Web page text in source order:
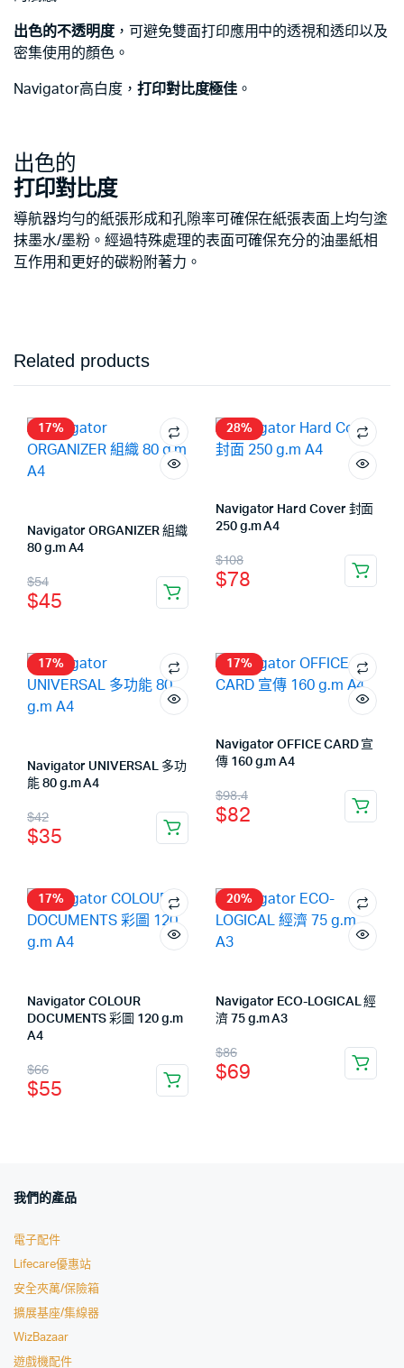
出色的不透明度，可避免雙面打印應用中的透視和透印以及
密集使用的顏色。
Navigator高白度， 打印對比度極佳 。
出色的
打印對比度
導航器均勻的紙張形成和孔隙率可確保在紙張表面上均勻塗
抹墨水/墨粉。經過特殊處理的表面可確保充分的油墨紙相
互作用和更好的碳粉附著力。
Related products
17%
Navigator ORGANIZER 組織
80 g.m A4
$54
$45
28%
Navigator Hard Cover 封面
250 g.m A4
$108
$78
17%
Navigator UNIVERSAL 多功
能 80 g.m A4
$42
$35
17%
Navigator OFFICE CARD 宣
傳 160 g.m A4
$98.4
$82
17%
Navigator COLOUR
DOCUMENTS 彩圖 120 g.m
A4
$66
$55
20%
Navigator ECO-LOGICAL 經
濟 75 g.m A3
$86
$69
我們的產品
電子配件
Lifecare優惠站
安全夾萬/保險箱
擴展基座/集線器
WizBazaar
遊戲機配件